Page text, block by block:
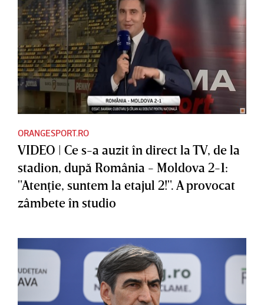
ORANGESPORT.RO
VIDEO | Ce s-a auzit în direct la TV, de la
stadion, după România - Moldova 2-1:
"Atenţie, suntem la etajul 2!". A provocat
zâmbete în studio